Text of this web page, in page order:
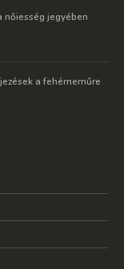
jegyében
a fehérneműre